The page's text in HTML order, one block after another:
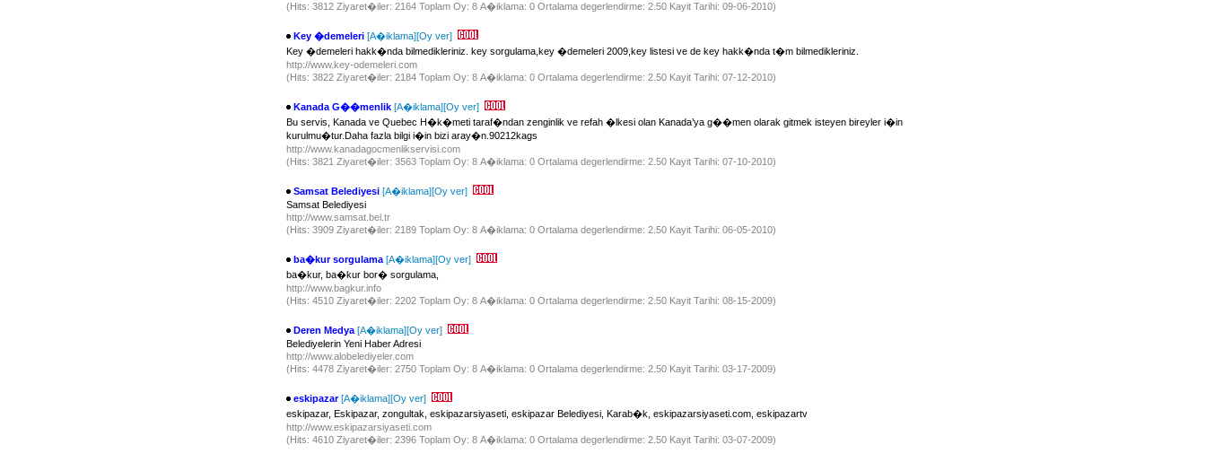
(Hits: 3812 Ziyaret�iler: 2164 Toplam Oy: 8 A�iklama: 0 Ortalama degerlendirme: 2.50 Kayit Tarihi: 09-06-2010)
Key �demeleri [A�iklama][Oy ver]
Key �demeleri hakk�nda bilmedikleriniz. key sorgulama,key �demeleri 2009,key listesi ve de key hakk�nda t�m bilmedikleriniz.
http://www.key-odemeleri.com
(Hits: 3822 Ziyaret�iler: 2184 Toplam Oy: 8 A�iklama: 0 Ortalama degerlendirme: 2.50 Kayit Tarihi: 07-12-2010)
Kanada G��menlik [A�iklama][Oy ver]
Bu servis, Kanada ve Quebec H�k�meti taraf�ndan zenginlik ve refah �lkesi olan Kanada’ya g��men olarak gitmek isteyen bireyler i�in
kurulmu�tur.Daha fazla bilgi i�in bizi aray�n.90212kags
http://www.kanadagocmenlikservisi.com
(Hits: 3821 Ziyaret�iler: 3563 Toplam Oy: 8 A�iklama: 0 Ortalama degerlendirme: 2.50 Kayit Tarihi: 07-10-2010)
Samsat Belediyesi [A�iklama][Oy ver]
Samsat Belediyesi
http://www.samsat.bel.tr
(Hits: 3909 Ziyaret�iler: 2189 Toplam Oy: 8 A�iklama: 0 Ortalama degerlendirme: 2.50 Kayit Tarihi: 06-05-2010)
ba�kur sorgulama [A�iklama][Oy ver]
ba�kur, ba�kur bor� sorgulama,
http://www.bagkur.info
(Hits: 4510 Ziyaret�iler: 2202 Toplam Oy: 8 A�iklama: 0 Ortalama degerlendirme: 2.50 Kayit Tarihi: 08-15-2009)
Deren Medya [A�iklama][Oy ver]
Belediyelerin Yeni Haber Adresi
http://www.alobelediyeler.com
(Hits: 4478 Ziyaret�iler: 2750 Toplam Oy: 8 A�iklama: 0 Ortalama degerlendirme: 2.50 Kayit Tarihi: 03-17-2009)
eskipazar [A�iklama][Oy ver]
eskipazar, Eskipazar, zongultak, eskipazarsiyaseti, eskipazar Belediyesi, Karab�k, eskipazarsiyaseti.com, eskipazartv
http://www.eskipazarsiyaseti.com
(Hits: 4610 Ziyaret�iler: 2396 Toplam Oy: 8 A�iklama: 0 Ortalama degerlendirme: 2.50 Kayit Tarihi: 03-07-2009)